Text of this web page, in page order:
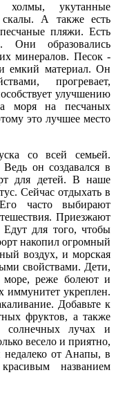
укутанные
скалы. А также есть
пляжи. Есть
Они образовались
минералов. Песок -
емкий материал. Он
прогревает,
улучшению
моря на песчаных
это лучшее место
со всей семьей.
он создавался в
для детей. В наше
Сейчас отдыхать в
часто выбирают
Приезжают
для того, чтобы
накопил огромный
воздух, и морская
свойствами. Дети,
море, реже болеют и
иммунитет укреплен.
Добавьте к
фруктов, а также
лучах и
весело и приятно,
от Анапы, в
названием